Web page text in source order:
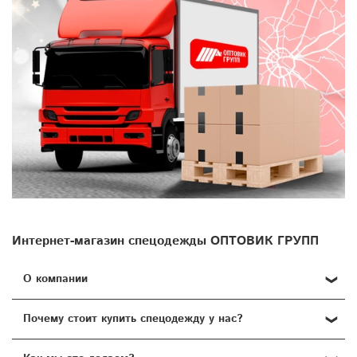
Интернет-магазин спецодежды ОПТОВИК ГРУПП
О компании
специализируемся на уникальнойспецодежде
спальных
принадлежностяхиинструментах! Мы гордимся тем, что
Почему стоит купить спецодежду у нас?